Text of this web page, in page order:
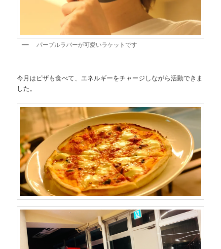
パープルラバーが可愛いラケットです
今月はピザも食べて、エネルギーをチャージしながら活動できま
した。